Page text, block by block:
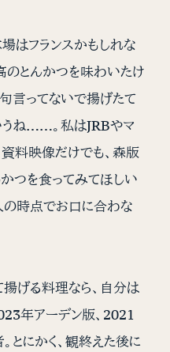
場はフランスかもしれな
とんかつを味わいたけ
言ってないで揚げたて
うね……。私はJRBやマ
資料映像だけでも、森版
かつを食ってみてほしい
の時点でお口に合わな
げる料理なら、自分は
年アーデン版、2021
とにかく、観終えた後に